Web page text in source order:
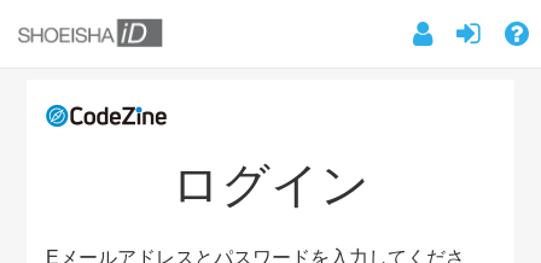
ログイン
Eメールアドレスとパスワードを入力してくださ